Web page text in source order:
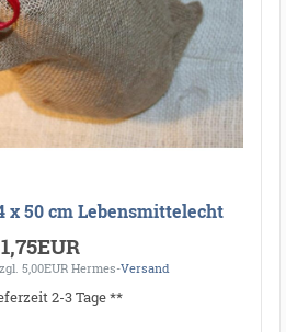
x 50 cm Lebensmittelecht
1,75EUR
5,00EUR Hermes-Versand
2-3 Tage **